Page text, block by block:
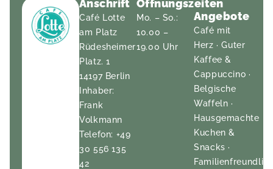
Anschrift
Café Lotte
am Platz
Rüdesheimer
Platz. 1
14197 Berlin
Inhaber:
Frank
Volkmann
Telefon: +49
30 556 135
42
Öffnungszeiten
Mo. – So.:
10.00 –
19.00 Uhr
Angebote
Café mit
Herz · Guter
Kaffee &
Cappuccino ·
Belgische
Waffeln ·
Hausgemachte
Kuchen &
Snacks ·